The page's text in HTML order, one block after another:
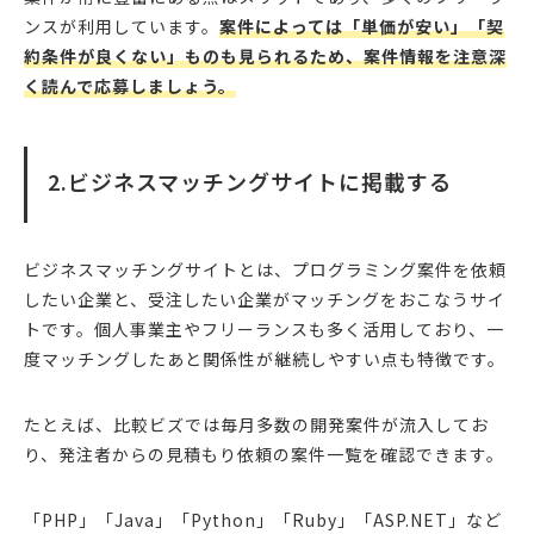
ンスが利用しています。 案件によっては「単価が安い」「契
約条件が良くない」ものも見られるため、案件情報を注意深
く読んで応募しましょう。
2.ビジネスマッチングサイトに掲載する
ビジネスマッチングサイトとは、プログラミング案件を依頼
したい企業と、受注したい企業がマッチングをおこなうサイ
トです。個人事業主やフリーランスも多く活用しており、一
度マッチングしたあと関係性が継続しやすい点も特徴です。
たとえば、比較ビズでは毎月多数の開発案件が流入してお
り、発注者からの見積もり依頼の案件一覧を確認できます。
「PHP」「Java」「Python」「Ruby」「ASP.NET」など